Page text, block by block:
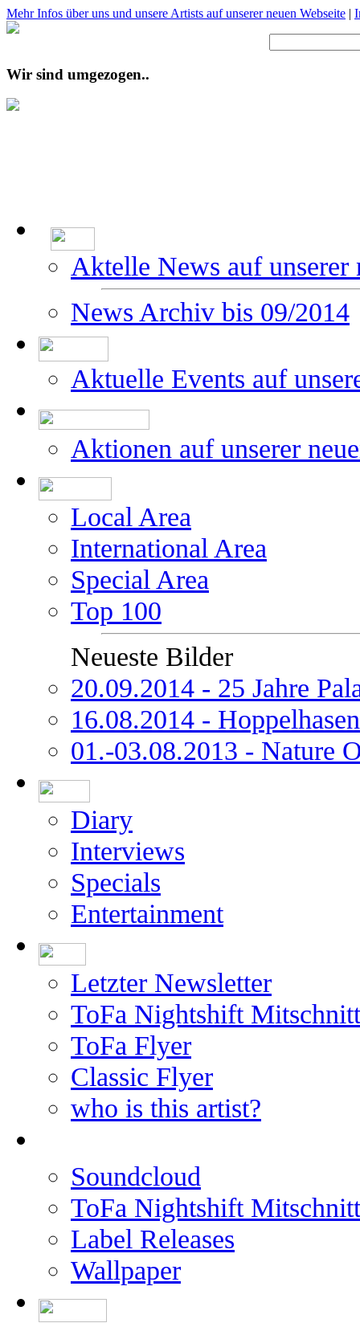
Mehr Infos über uns und unsere Artists auf unserer neuen Webseite |
Wir sind umgezogen..
Aktelle News auf unserer
News Archiv bis 09/2014
Aktuelle Events auf
Aktionen auf unserer
Local Area
International Area
Special Area
Top 100
Neueste Bilder
20.09.2014 - 25 Jahre
16.08.2014 -
01.-03.08.2013 - Nature
Diary
Interviews
Specials
Entertainment
Letzter Newsletter
ToFa Nightshift
ToFa Flyer
Classic Flyer
who is this artist?
Soundcloud
ToFa Nightshift
Label Releases
Wallpaper